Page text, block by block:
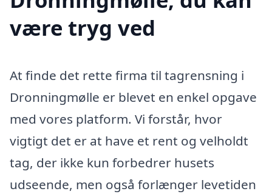
være tryg ved
At finde det rette firma til tagrensning i
Dronningmølle er blevet en enkel opgave
med vores platform. Vi forstår, hvor
vigtigt det er at have et rent og velholdt
tag, der ikke kun forbedrer husets
udseende, men også forlænger levetiden